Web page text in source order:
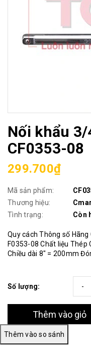
Nối khẩu
CF0353-08
299.700₫
Mã sản phẩm:
Thương hiệu:
Tình trạng:
Còn
Quy cách Thông số
F0353-08 Chất liệu Thép
Chiều dài 8" = 200mm
Số lượng: -
Thêm vào giỏ